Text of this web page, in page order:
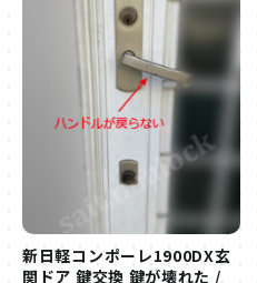
新日軽コンポーレ1900DX玄
関ドア 鍵交換 鍵が壊れた /